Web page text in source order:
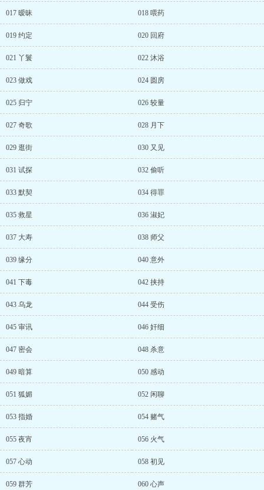
017 暧昧 018 喂药
019 约定 020 回府
021 丫鬟 022 沐浴
023 做戏 024 圆房
025 归宁 026 较量
027 奇歌 028 月下
029 逛街 030 又见
031 试探 032 偷听
033 默契 034 得罪
035 救星 036 淑妃
037 大寿 038 师父
039 缘分 040 意外
041 下毒 042 挟持
043 乌龙 044 受伤
045 审讯 046 奸细
047 密会 048 杀意
049 暗算 050 感动
051 狐媚 052 闲聊
053 指婚 054 赌气
055 夜宵 056 火气
057 心动 058 初见
059 群芳 060 心声